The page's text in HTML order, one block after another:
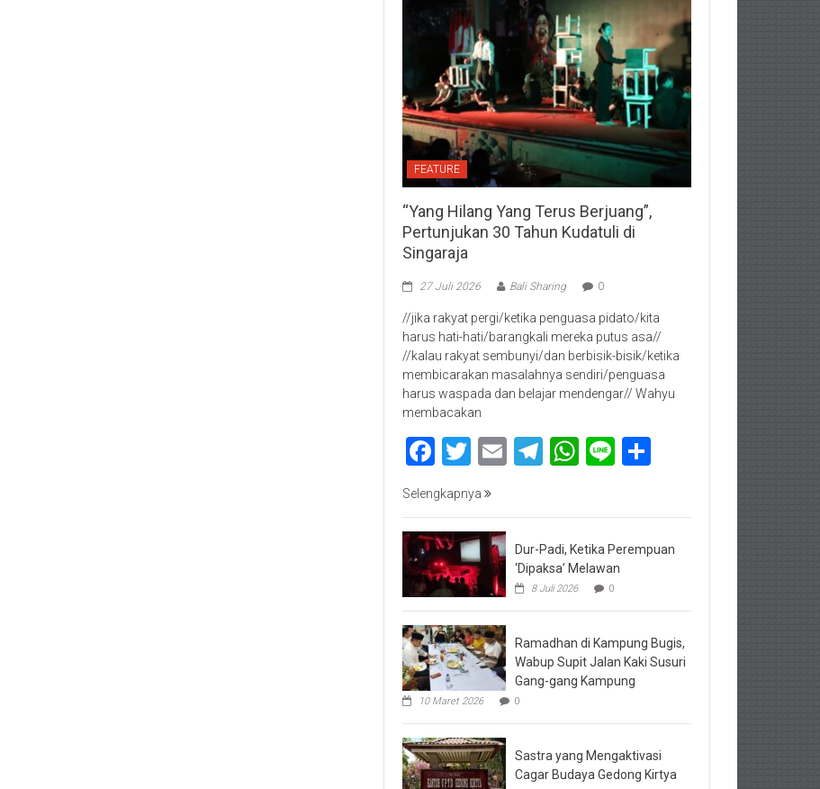
FEATURE
“Yang Hilang Yang Terus Berjuang”,
Pertunjukan 30 Tahun Kudatuli di
Singaraja
27 Juli 2026 Bali Sharing 0
//jika rakyat pergi/ketika penguasa pidato/kita
harus hati-hati/barangkali mereka putus asa//
//kalau rakyat sembunyi/dan berbisik-bisik/ketika
membicarakan masalahnya sendiri/penguasa
harus waspada dan belajar mendengar// Wahyu
membacakan
Facebook
Twitter
EmailTelegram
WhatsApp
Line
Selengkapnya
Dur-Padi, Ketika Perempuan
‘Dipaksa’ Melawan
8 Juli 2026 0
Ramadhan di Kampung Bugis,
Wabup Supit Jalan Kaki Susuri
Gang-gang Kampung
10 Maret 2026 0
Sastra yang Mengaktivasi
Cagar Budaya Gedong Kirtya